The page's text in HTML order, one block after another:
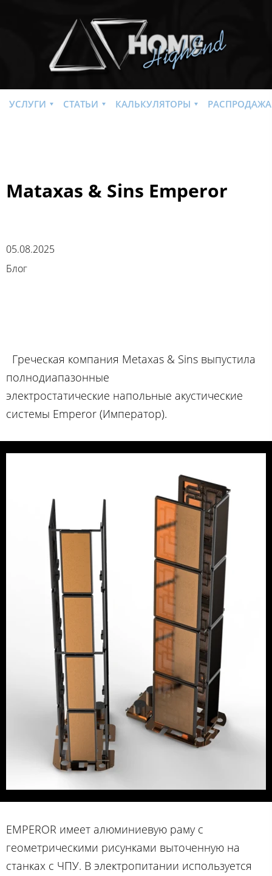
УСЛУГИ СТАТЬИ КАЛЬКУЛЯТОРЫ РАСПРОДАЖА
Mataxas & Sins Emperor
05.08.2025
Блог
Греческая компания Metaxas & Sins выпустила
полнодиапазонные
электростатические напольные акустические
системы Emperor (Император).
EMPEROR имеет алюминиевую раму с
геометрическими рисунками выточенную на
станках с ЧПУ. В электропитании используется